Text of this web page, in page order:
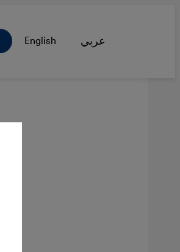
English عربي